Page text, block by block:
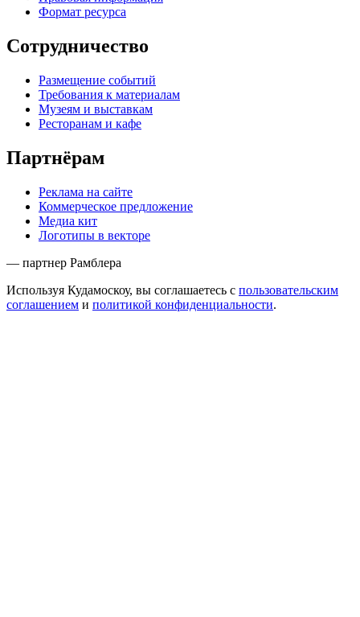
Формат ресурса
Сотрудничество
Размещение событий
Требования к материалам
Музеям и выставкам
Ресторанам и кафе
Партнёрам
Реклама на сайте
Коммерческое предложение
Медиа кит
Логотипы в векторе
— партнер Рамблера
Используя Кудамоскоу, вы соглашаетесь с пользовательским
соглашением и политикой конфиденциальности.